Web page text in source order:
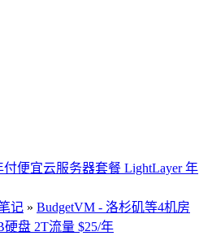
付便宜云服务器套餐 LightLayer 年
记 » BudgetVM - 洛杉矶等4机房
硬盘 2T流量 $25/年